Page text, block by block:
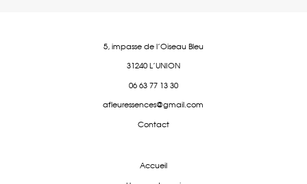
5, impasse de l'Oiseau Bleu
31240 L'UNION
06 63 77 13 30
afleuressences@gmail.com
Contact
Accueil